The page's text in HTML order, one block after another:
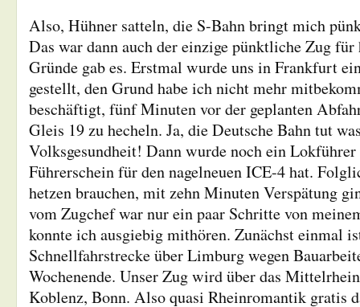
Also, Hühner satteln, die S-Bahn bringt mich
Das war dann auch der einzige pünktliche Zug
Gründe gab es. Erstmal wurde uns in Frankfurt
gestellt, den Grund habe ich nicht mehr
beschäftigt, fünf Minuten vor der geplanten
Gleis 19 zu hecheln. Ja, die Deutsche Bahn tut
Volksgesundheit! Dann wurde noch ein Lokführer
Führerschein für den nagelneuen ICE-4 hat.
hetzen brauchen, mit zehn Minuten Verspätung
vom Zugchef war nur ein paar Schritte von
konnte ich ausgiebig mithören. Zunächst einmal
Schnellfahrstrecke über Limburg wegen
Wochenende. Unser Zug wird über das
Koblenz, Bonn. Also quasi Rheinromantik gratis